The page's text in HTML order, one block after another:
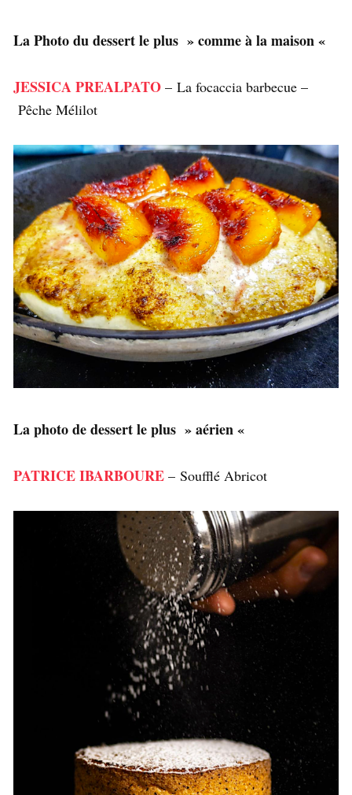
La Photo du dessert le plus » comme à la maison «
JESSICA PREALPATO – La focaccia barbecue –
Pêche Mélilot
La photo de dessert le plus » aérien «
PATRICE IBARBOURE – Soufflé Abricot